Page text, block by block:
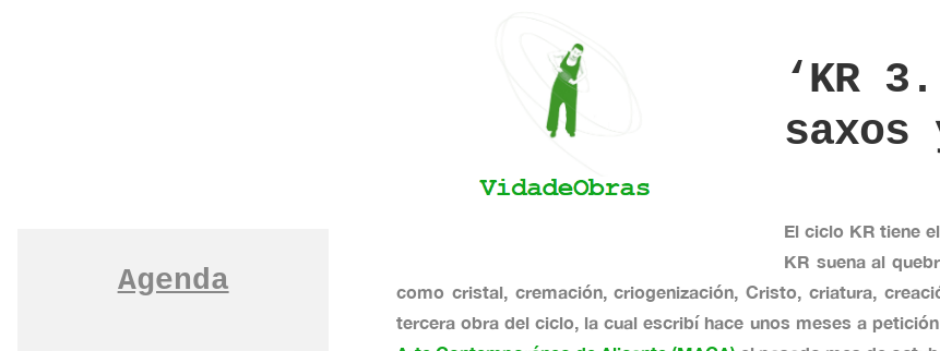
‘KR
saxos
El ciclo KR tiene
KR suena al
como cristal, cremación, criogenización, Cristo, criatura,
tercera obra del ciclo, la cual escribí hace unos meses a
Agenda